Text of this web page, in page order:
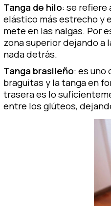
Tanga de hilo: se refiere
elástico más estrecho y
mete en las nalgas. Por
zona superior dejando a
nada detrás.
Tanga brasileño: es uno
braguitas y la tanga en
trasera es lo
entre los glúteos,